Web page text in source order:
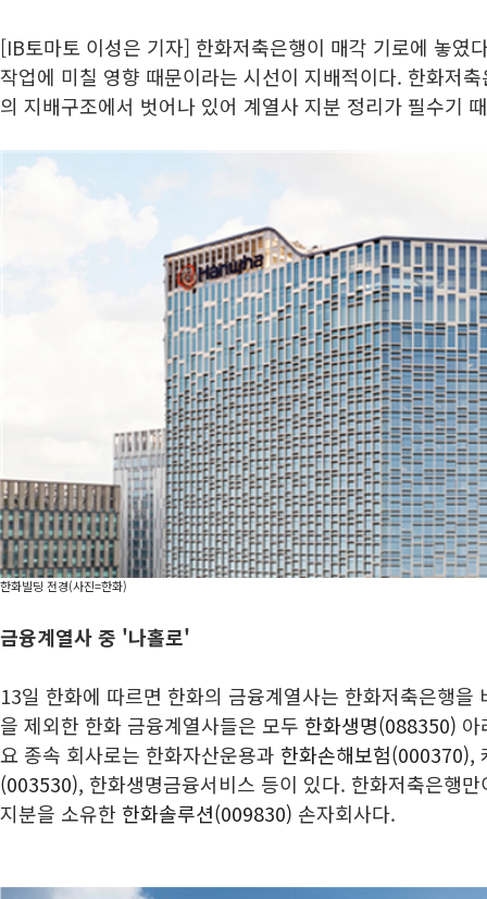
[IB토마토 이성은 기자] 한화저축은행이 매각 기로에 놓였
작업에 미칠 영향 때문이라는 시선이 지배적이다. 한화저
의 지배구조에서 벗어나 있어 계열사 지분 정리가 필수기
한화빌딩 전경(사진=한화)
금융계열사 중 '나홀로'
13일 한화에 따르면 한화의 금융계열사는 한화저축은행을
을 제외한 한화 금융계열사들은 모두 한화생명(088350) 아
요 종속 회사로는 한화자산운용과 한화손해보험(000370),
(003530), 한화생명금융서비스 등이 있다. 한화저축은행
지분을 소유한 한화솔루션(009830) 손자회사다.